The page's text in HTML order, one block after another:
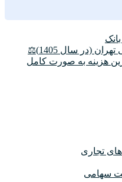
هزینه به صورت کامل
تجاری
سهامی